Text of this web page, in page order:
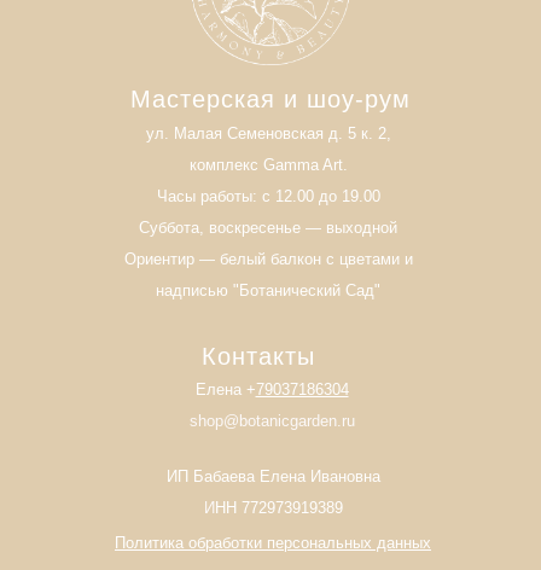
Мастерская и шоу-рум
ул. Малая Семеновская д. 5 к. 2,
комплекс Gamma Art.
Часы работы: с 12.00 до 19.00
Суббота, воскресенье — выходной
Ориентир — белый балкон с цветами и
надписью "Ботанический Сад"
Контакты
Политика обработки персональных данных
ИП Бабаева Елена Ивановна
И НН 772973919389
Елена +79037186304
shop@botanicgarden.ru